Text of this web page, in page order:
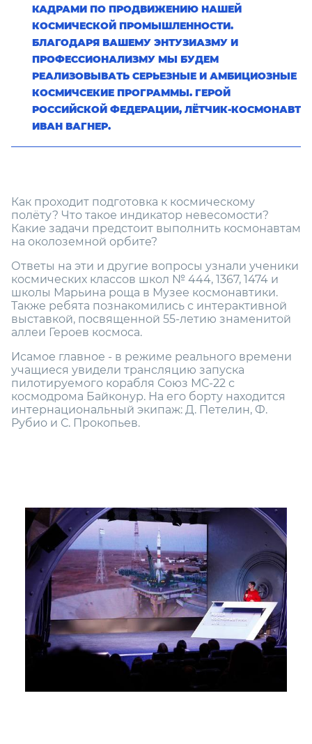
КАДРАМИ ПО ПРОДВИЖЕНИЮ НАШЕЙ
КОСМИЧЕСКОЙ ПРОМЫШЛЕННОСТИ.
БЛАГОДАРЯ ВАШЕМУ ЭНТУЗИАЗМУ И
ПРОФЕССИОНАЛИЗМУ МЫ БУДЕМ
РЕАЛИЗОВЫВАТЬ СЕРЬЕЗНЫЕ И АМБИЦИОЗНЫЕ
КОСМИЧСЕКИЕ ПРОГРАММЫ. ГЕРОЙ
РОССИЙСКОЙ ФЕДЕРАЦИИ, ЛЁТЧИК-КОСМОНАВТ
ИВАН ВАГНЕР.
Как проходит подготовка к космическому
полёту? Что такое индикатор невесомости?
Какие задачи предстоит выполнить космонавтам
на околоземной орбите?
Ответы на эти и другие вопросы узнали ученики
космических классов школ № 444, 1367, 1474 и
школы Марьина роща в Музее космонавтики.
Также ребята познакомились с интерактивной
выставкой, посвященной 55-летию знаменитой
аллеи Героев космоса.
Исамое главное - в режиме реального времени
учащиеся увидели трансляцию запуска
пилотируемого корабля Союз МС-22 с
космодрома Байконур. На его борту находится
интернациональный экипаж: Д. Петелин, Ф.
Рубио и С. Прокопьев.